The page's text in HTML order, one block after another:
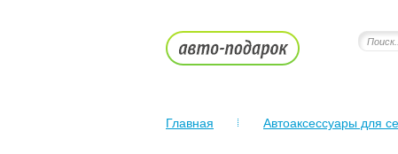
Главная Автоаксессуары для